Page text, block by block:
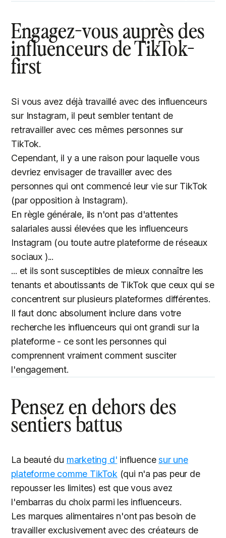
Engagez-vous auprès des
influenceurs de TikTok-
first
Si vous avez déjà travaillé avec des influenceurs
sur Instagram, il peut sembler tentant de
retravailler avec ces mêmes personnes sur
TikTok.
Cependant, il y a une raison pour laquelle vous
devriez envisager de travailler avec des
personnes qui ont commencé leur vie sur TikTok
(par opposition à Instagram).
En règle générale, ils n'ont pas d'attentes
salariales aussi élevées que les influenceurs
Instagram (ou toute autre plateforme de réseaux
sociaux )...
... et ils sont susceptibles de mieux connaître les
tenants et aboutissants de TikTok que ceux qui se
concentrent sur plusieurs plateformes différentes.
Il faut donc absolument inclure dans votre
recherche les influenceurs qui ont grandi sur la
plateforme - ce sont les personnes qui
comprennent vraiment comment susciter
l'engagement.
Pensez en dehors des
sentiers battus
La beauté du marketing d' influencesur une
plateforme comme TikTok (qui n'a pas peur de
repousser les limites) est que vous avez
l'embarras du choix parmi les influenceurs.
Les marques alimentaires n'ont pas besoin de
travailler exclusivement avec des créateurs de